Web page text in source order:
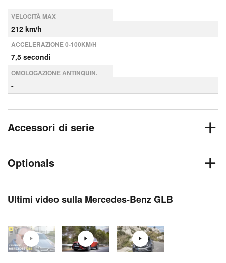
VELOCITÀ MAX
212 km/h
ACCELERAZIONE 0-100KM/H
7,5 secondi
OMOLOGAZIONE ANTINQUIN.
-
Accessori di serie
Optionals
Ultimi video sulla Mercedes-Benz GLB